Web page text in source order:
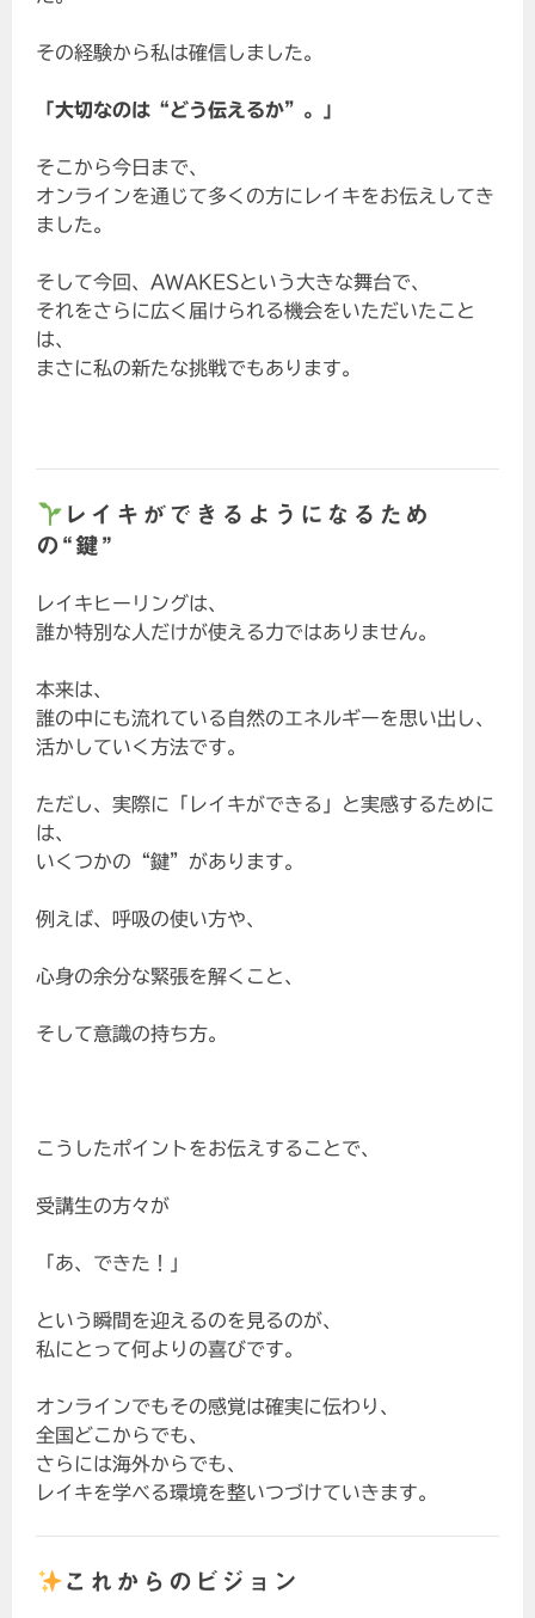
その経験から私は確信しました。
「大切なのは“どう伝えるか”。」
そこから今日まで、
オンラインを通じて多くの方にレイキをお伝えしてき
ました。
そして今回、AWAKESという大きな舞台で、
それをさらに広く届けられる機会をいただいたこと
は、
まさに私の新たな挑戦でもあります。
レイキができるようになるため
の“鍵”
レイキヒーリングは、
誰か特別な人だけが使える力ではありません。
本来は、
誰の中にも流れている自然のエネルギーを思い出し、
活かしていく方法です。
ただし、実際に「レイキができる」と実感するために
は、
いくつかの“鍵”があります。
例えば、呼吸の使い方や、
心身の余分な緊張を解くこと、
そして意識の持ち方。
こうしたポイントをお伝えすることで、
受講生の方々が
「あ、できた！」
という瞬間を迎えるのを見るのが、
私にとって何よりの喜びです。
オンラインでもその感覚は確実に伝わり、
全国どこからでも、
さらには海外からでも、
レイキを学べる環境を整いつづけていきます。
これからのビジョン